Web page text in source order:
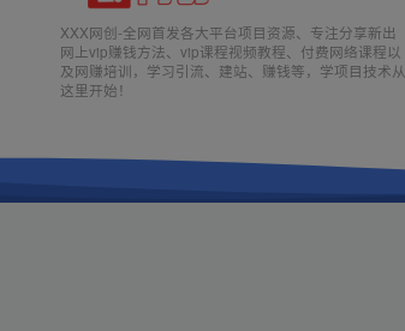
XXX网创-全网首发各大平台项目资源、专注分享新出
网上vip赚钱方法、vip课程视频教程、付费网络课程以
及网赚培训，学习引流、建站、赚钱等，学项目技术从
这里开始！